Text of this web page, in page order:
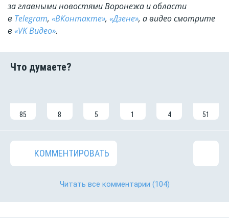
за главными новостями Воронежа и области
в Telegram, «ВКонтакте», «Дзене», а видео смотрите
в «VK Видео».
85 8 5 1 4 51
КОММЕНТИРОВАТЬ
Читать все комментарии (104)